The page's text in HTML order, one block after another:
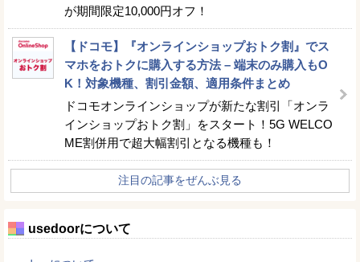
が期間限定10,000円オフ！
【ドコモ】『オンラインショップおトク割』でス
マホをおトクに購入する方法 – 端末のみ購入もO
K！対象機種、割引金額、適用条件まとめ
ドコモオンラインショップが新たな割引「オンラ
インショップおトク割」をスタート！5G WELCO
ME割併用で超大幅割引となる機種も！
注目の記事をぜんぶ見る
usedoorについて